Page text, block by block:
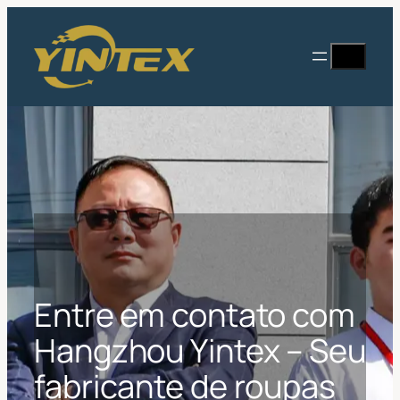
conteúdo
Entre em contato com
Hangzhou Yintex – Seu
fabricante de roupas